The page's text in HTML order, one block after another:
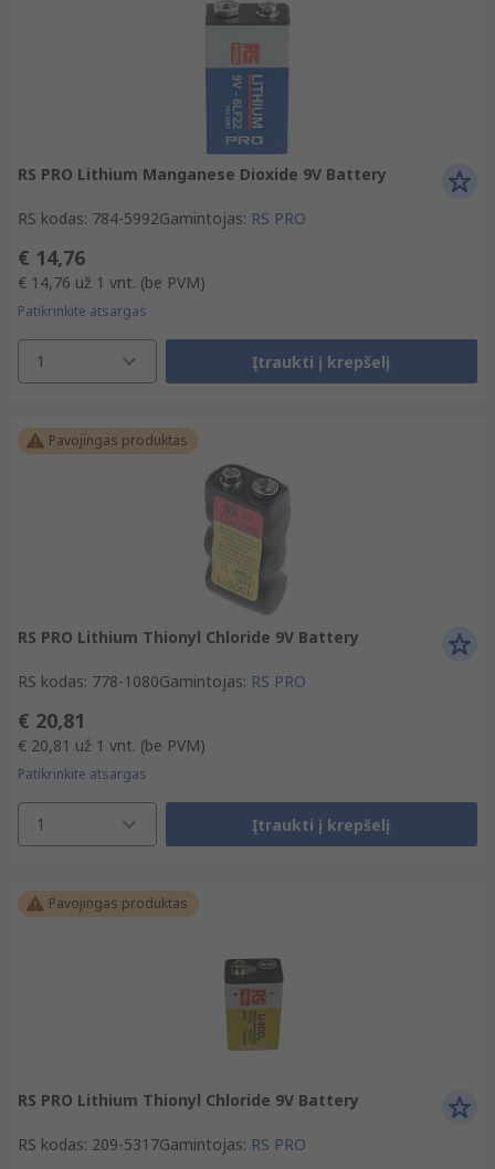
RS PRO Lithium Manganese Dioxide 9V Battery
RS kodas: 784-5992Gamintojas: RS PRO
€ 14,76
€ 14,76 už 1 vnt. (be PVM)
Patikrinkite atsargas
1 Įtraukti į krepšelį
Pavojingas produktas
RS PRO Lithium Thionyl Chloride 9V Battery
RS kodas: 778-1080Gamintojas: RS PRO
€ 20,81
€ 20,81 už 1 vnt. (be PVM)
Patikrinkite atsargas
1 Įtraukti į krepšelį
Pavojingas produktas
RS PRO Lithium Thionyl Chloride 9V Battery
RS kodas: 209-5317Gamintojas: RS PRO